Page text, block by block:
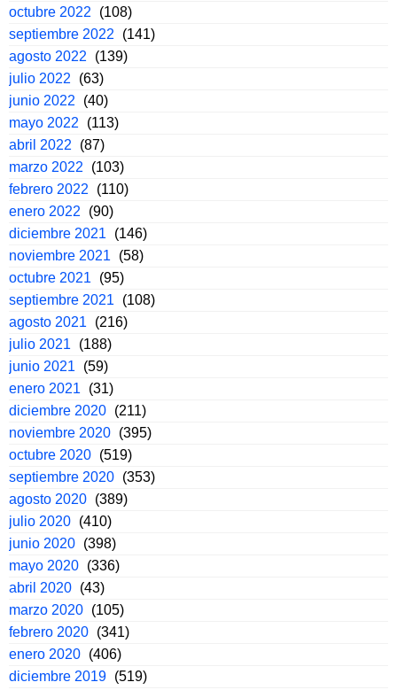
octubre 2022
(108)
septiembre 2022
(141)
agosto 2022
(139)
julio 2022
(63)
junio 2022
(40)
mayo 2022
(113)
abril 2022
(87)
marzo 2022
(103)
febrero 2022
(110)
enero 2022
(90)
diciembre 2021
(146)
noviembre 2021
(58)
octubre 2021
(95)
septiembre 2021
(108)
agosto 2021
(216)
julio 2021
(188)
junio 2021
(59)
enero 2021
(31)
diciembre 2020 (211)
noviembre 2020 (395)
octubre 2020 (519)
septiembre 2020 (353)
agosto 2020 (389)
julio 2020 (410)
junio 2020 (398)
mayo 2020 (336)
abril 2020 (43)
marzo 2020 (105)
febrero 2020 (341)
enero 2020 (406)
diciembre 2019 (519)